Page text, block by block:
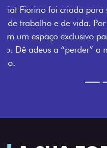
Agora, a chave da sua
veículo também à
fechadura. São detalhes
mais fluidez para o seu